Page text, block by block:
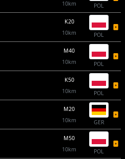
10km
POL
K20
10km
POL
M40
10km
POL
K50
10km
POL
M20
10km
GER
M50
10km
POL